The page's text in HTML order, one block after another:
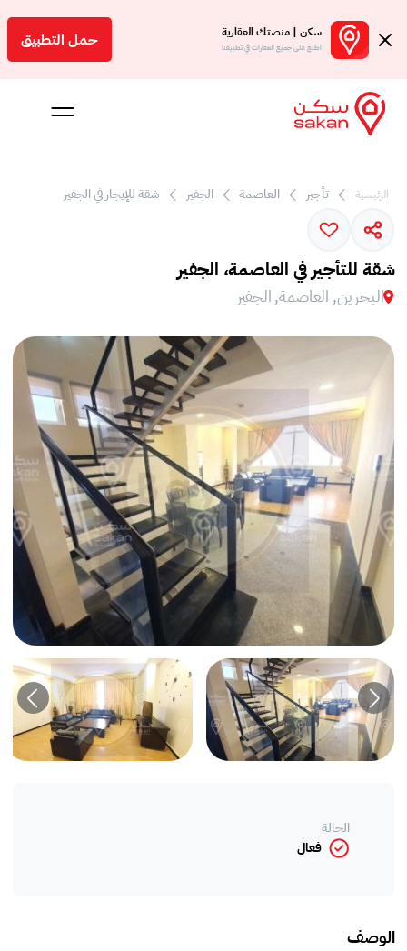
سكن | منصتك العقارية
اطلع على جميع العقارات في تطبيقنا حمل التطبيق
الرئيسية تأجير العاصمة الجفير شقة للإيجار في الجفير
شقة للتأجير في العاصمة، الجفير
البحرين, العاصمة, الجفير
الحالة
فعال
الوصف